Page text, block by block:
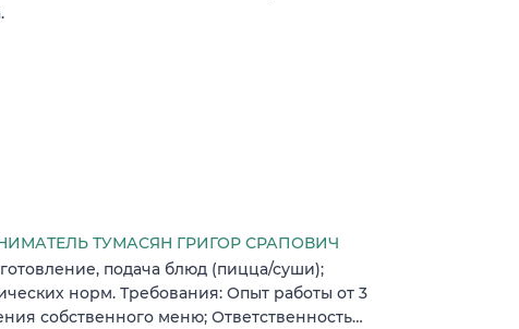
ТУМАСЯН ГРИГОР СРАПОВИЧ
подача блюд (пицца/суши);
норм. Требования: Опыт работы от 3
собственного меню; Ответственность…